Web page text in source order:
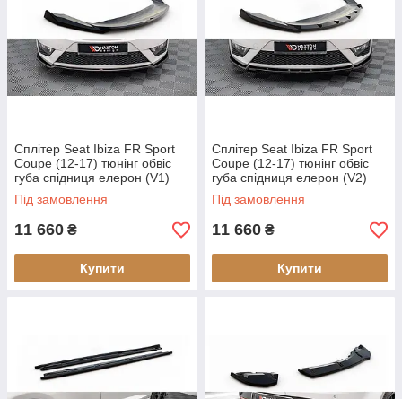
Сплітер Seat Ibiza FR Sport
Coupe (12-17) тюнінг обвіс
губа спідниця елерон (V1)
Під замовлення
11 660 ₴
Купити
Сплітер Seat Ibiza FR Sport
Coupe (12-17) тюнінг обвіс
губа спідниця елерон (V2)
Під замовлення
11 660 ₴
Купити